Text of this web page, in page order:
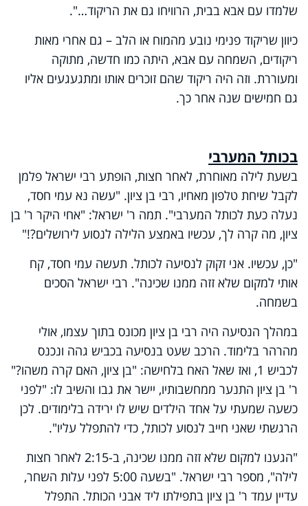
שלמדו עם אבא בבית, הרוויחו גם את הריקוד…".
כיוון שריקוד פנימי נובע מהמוח או הלב – גם אחרי מאות
ריקודים, השמחה עם אבא, היתה כמו חדשה, מתוקה
ומעוררת. וזה היה ריקוד שהם זוכרים אותו ומתגעגעים אליו
גם חמישים שנה אחר כך.
בכותל המערבי
בשעת לילה מאוחרת, לאחר חצות, הופתע רבי ישראל פלמן
לקבל שיחת טלפון מאחיו, רבי בן ציון. "עשה נא עמי חסד,
נעלה כעת לכותל המערבי". תמה ר' ישראל: "אחי היקר ר' בן
ציון, מה קרה לך, עכשיו באמצע הלילה לנסוע לירושלים?!"
"כן, עכשיו. אני זקוק לנסיעה לכותל. תעשה עמי חסד, קח
אותי למקום שלא זזה ממנו שכינה". רבי ישראל הסכים
בשמחה.
במהלך הנסיעה היה רבי בן ציון מכונס בתוך עצמו, אולי
מהרהר בלימוד. הרכב שעט בנסיעה בכביש גהה ונכנס
לכביש 1, ואז שאל האח בלחישה: "בן ציון, האם קרה משהו?"
ר' בן ציון התנער ממחשבותיו, יישר את גבו והשיב לו: "לפני
כשעה שמעתי על אחד הילדים שיש לו ירידה בלימודים. לכן
הרגשתי שאני חייב לנסוע לכותל, כדי להתפלל עליו".
"הגענו למקום שלא זזה ממנו שכינה, ב-2:15 לאחר חצות
לילה", מספר רבי ישראל. "בשעה 5:00 לפני עלות השחר,
עדיין עמד ר' בן ציון בתפילתו ליד אבני הכותל. התפלל